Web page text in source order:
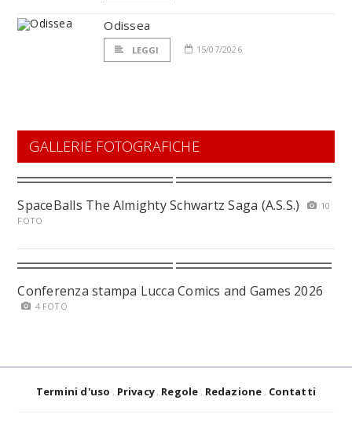
Odissea
LEGGI 15/07/2026
GALLERIE FOTOGRAFICHE
SpaceBalls The Almighty Schwartz Saga (A.S.S.)
10
FOTO
Conferenza stampa Lucca Comics and Games 2026
4 FOTO
Termini d'uso Privacy Regole Redazione Contatti